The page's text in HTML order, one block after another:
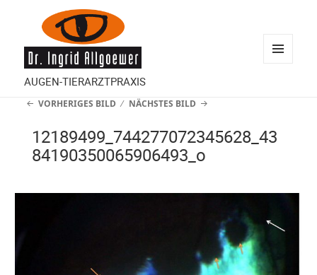
AUGEN-TIERARZTPRAXIS
VORHERIGES BILD NÄCHSTES BILD
12189499_744277072345628_43
84190350065906493_o